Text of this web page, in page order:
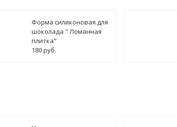
Форма силиконовая для
шоколада " Ломанная
плитка"
180 руб.